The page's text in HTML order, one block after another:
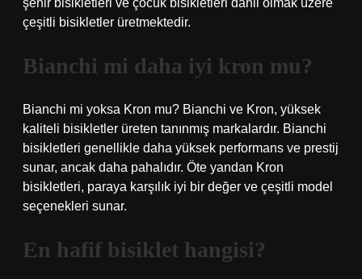
şehir bisikletleri ve çocuk bisikletleri dahil olmak üzere
çeşitli bisikletler üretmektedir.
Bianchi mi daha iyi kron mu?
Bianchi mi yoksa Kron mu? Bianchi ve Kron, yüksek
kaliteli bisikletler üreten tanınmış markalardır. Bianchi
bisikletleri genellikle daha yüksek performans ve prestij
sunar, ancak daha pahalıdır. Öte yandan Kron
bisikletleri, paraya karşılık iyi bir değer ve çeşitli model
seçenekleri sunar.
En hafif bisiklet hangisi?